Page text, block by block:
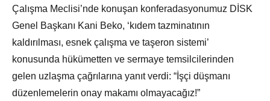
Çalışma Meclisi’nde konuşan konferadasyonumuz DİSK
Genel Başkanı Kani Beko, ‘kıdem tazminatının
kaldırılması, esnek çalışma ve taşeron sistemi’
konusunda hükümetten ve sermaye temsilcilerinden
gelen uzlaşma çağrılarına yanıt verdi: “İşçi düşmanı
düzenlemelerin onay makamı olmayacağız!”